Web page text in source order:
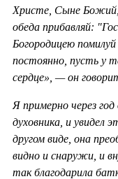
Христе, Сыне
обеда прибавляй:
Богородицею
постоянно, пусть у
сердце», — он
Я примерно через
духовника, и увидел
другом виде, она
видно и снаружи, и
так благодарила